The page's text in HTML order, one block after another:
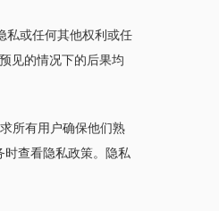
私或任何其他权利或任
见的情况下的后果均
所有用户确保他们熟
查看隐私政策。隐私